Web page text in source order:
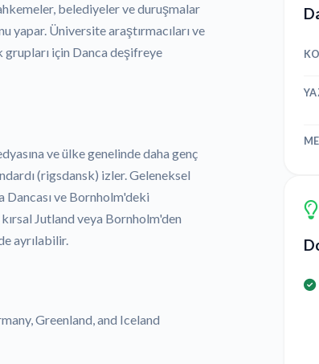
belediyeler ve duruşmalar
yapar. Üniversite araştırmacıları ve
için Danca deşifreye
ve ülke genelinde daha genç
(rigsdansk) izler. Geleneksel
ve Bornholm'deki
Jutland veya Bornholm'den
ayrılabilir.
Greenland, and Iceland